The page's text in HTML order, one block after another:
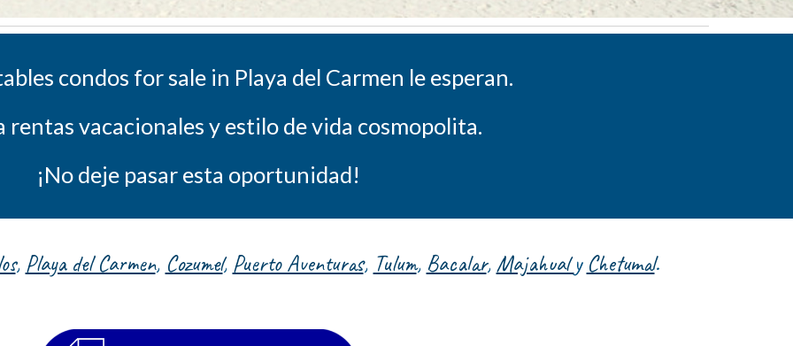
condos for sale in Playa del Carmen le esperan.
rentas vacacionales y estilo de vida cosmopolita.
¡No deje pasar esta oportunidad!
, Playa del Carmen, Cozumel, Puerto Aventuras, Tulum, Bacalar, Majahualy Chetumal.